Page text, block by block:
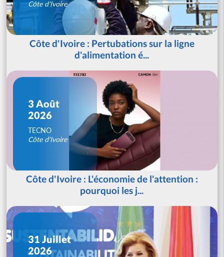
Côte d'Ivoire
Côte d'Ivoire : Pertubations sur la ligne
d'alimentation é...
3 Août
2026
TECNO
Côte d'Ivoire
Côte d'Ivoire : L'économie de l'attention :
pourquoi les j...
31 Juillet
2026